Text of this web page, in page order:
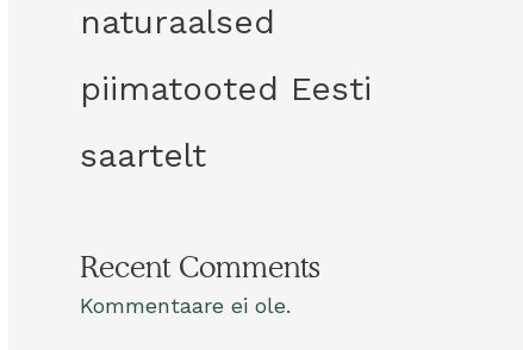
naturaalsed
piimatooted Eesti
saartelt
Recent Comments
Kommentaare ei ole.